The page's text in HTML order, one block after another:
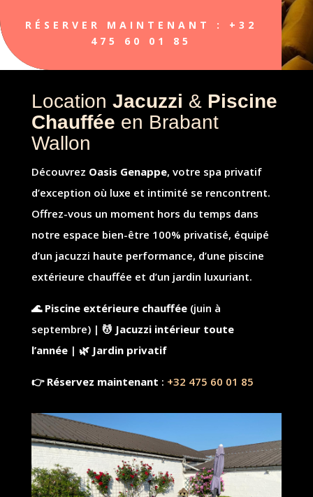
RÉSERVER MAINTENANT : +32
475 60 01 85
Location Jacuzzi & Piscine
Chauffée en Brabant
Wallon
Découvrez Oasis Genappe, votre spa privatif
d’exception où luxe et intimité se rencontrent.
Offrez-vous un moment hors du temps dans
notre espace bien-être 100% privatisé, équipé
d’un jacuzzi haute performance, d’une piscine
extérieure chauffée et d’un jardin luxuriant.
🌊 Piscine extérieure chauffée (juin à
septembre) | 💆 Jacuzzi intérieur toute
l’année | 🌿 Jardin privatif
👉 Réservez maintenant : +32 475 60 01 85